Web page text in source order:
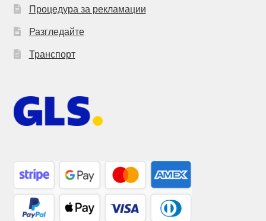
Процедура за рекламации
Разгледайте
Транспорт